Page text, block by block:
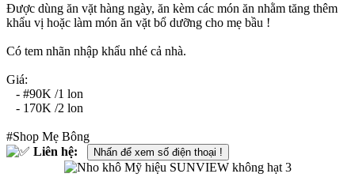
Được dùng ăn vặt hàng ngày, ăn kèm các món ăn nhằm tăng thêm
khẩu vị hoặc làm món ăn vặt bổ dưỡng cho mẹ bầu !
Có tem nhãn nhập khẩu nhé cả nhà.
Giá:
- #90K /1 lon
- 170K /2 lon
#Shop Mẹ Bông
Liên hệ:
Nhấn để xem số điện thoại !